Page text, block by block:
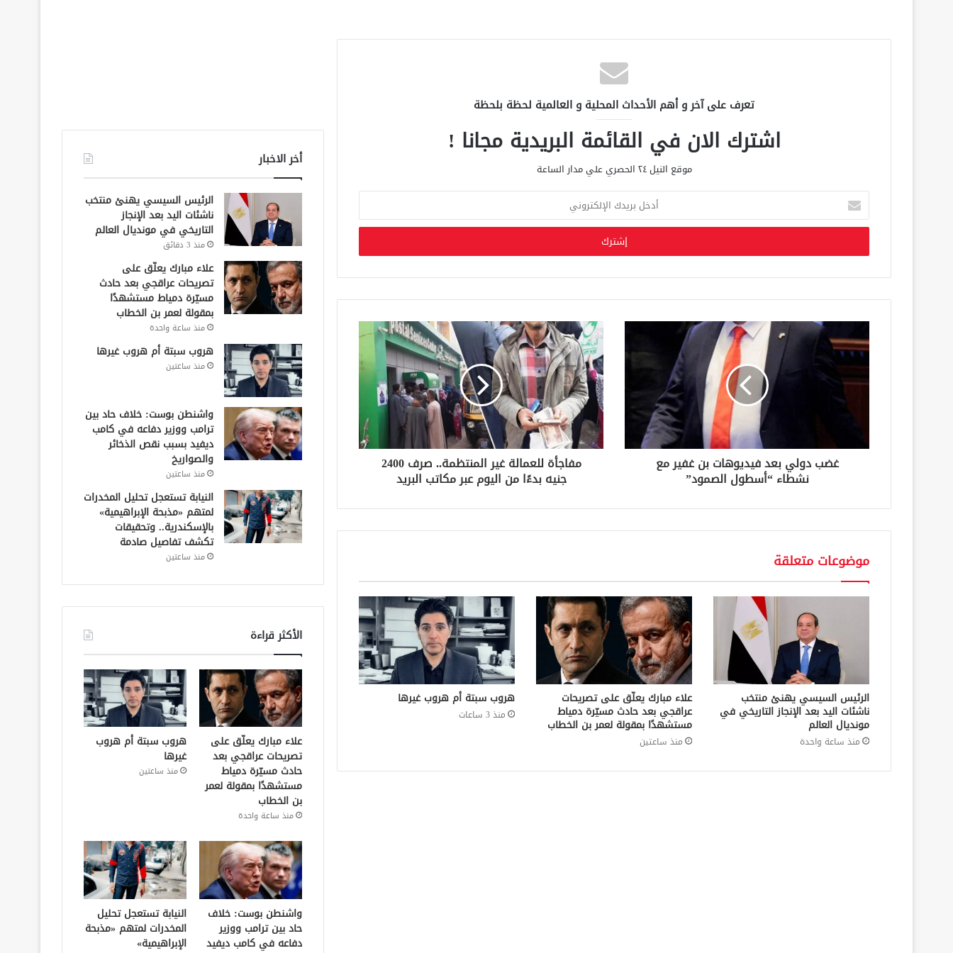
تعرف على آخر و أهم الأحداث المحلية و العالمية لحظة بلحظة
اشترك الان في القائمة البريدية مجانا !
موقع النيل ٢٤ الحصري علي مدار الساعة
خ
ب
د
ك
ل
ن
غضب دولي بعد فيديوهات بن غفير مع
نشطاء “أسطول الصمود”
مفاجأة للعمالة غير المنتظمة.. صرف 2400
جنيه بدءًا من اليوم عبر مكاتب البريد
موضوعات متعلقة
الرئيس السيسي يهنئ منتخب
ناشئات اليد بعد الإنجاز التاريخي في
مونديال العالم
منذ ساعة واحدة
علاء مبارك يعلّق على تصريحات
عراقجي بعد حادث مسيّرة دمياط
مستشهدًا بمقولة لعمر بن الخطاب
منذ ساعتين
هروب سبتة أم هروب غيرها
منذ 3 ساعات
أخر الاخبار
الرئيس السيسي يهنئ منتخب
ناشئات اليد بعد الإنجاز
التاريخي في مونديال العالم
منذ 3 دقائق
علاء مبارك يعلّق على
تصريحات عراقجي بعد حادث
مسيّرة دمياط مستشهدًا
بمقولة لعمر بن الخطاب
منذ ساعة واحدة
هروب سبتة أم هروب غيرها
منذ ساعتين
واشنطن بوست: خلاف حاد بين
ترامب ووزير دفاعه في كامب
ديفيد بسبب نقص الذخائر
والصواريخ
منذ ساعتين
النيابة تستعجل تحليل المخدرات
لمتهم «مذبحة الإبراهيمية»
بالإسكندرية.. وتحقيقات
تكشف تفاصيل صادمة
منذ ساعتين
الأكثر قراءة
علاء مبارك يعلّق على
تصريحات عراقجي بعد
حادث مسيّرة دمياط
مستشهدًا بمقولة لعمر
بن الخطاب
منذ ساعة واحدة
هروب سبتة أم هروب
غيرها
منذ ساعتين
واشنطن بوست: خلاف
حاد بين ترامب ووزير
دفاعه في كامب ديفيد
النيابة تستعجل تحليل
المخدرات لمتهم «مذبحة
الإبراهيمية»